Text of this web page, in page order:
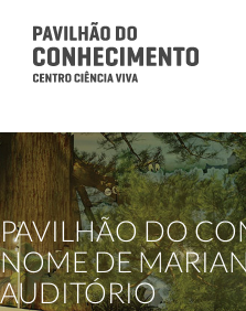
PAVILHÃO DO
NOME DE
AUDITÓRIO